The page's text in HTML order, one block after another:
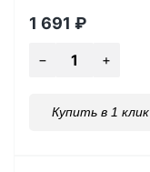
1 691 ₽
Купить в 1 клик